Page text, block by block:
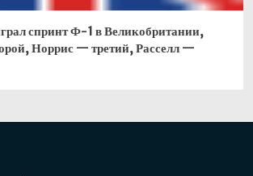
спринт Ф-1 в Великобритании,
Норрис — третий, Расселл —